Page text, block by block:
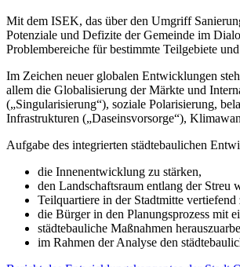
Mit dem ISEK, das über den Umgriff
Potenziale und Defizite der Gemeinde im
Problembereiche für bestimmte Teilgebiete
Im Zeichen neuer globalen Entwicklungen
allem die Globalisierung der Märkte und
(„Singularisierung“), soziale Polarisierung,
Infrastrukturen („Daseinsvorsorge“),
Aufgabe des integrierten städtebaulichen
die Innenentwicklung zu stärken,
den Landschaftsraum entlang der Streu
Teilquartiere in der Stadtmitte vertiefend
die Bürger in den Planungsprozess mit
städtebauliche Maßnahmen
im Rahmen der Analyse den